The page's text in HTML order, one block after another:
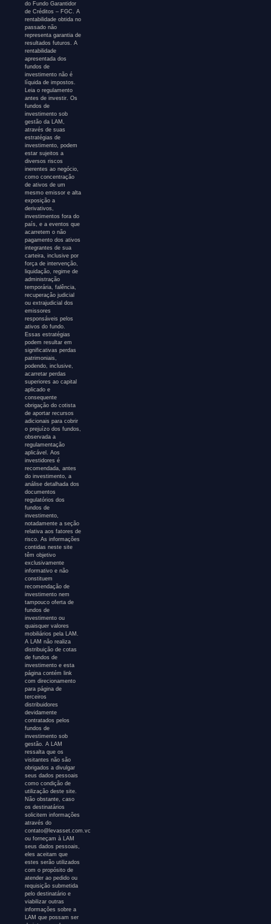
do Fundo Garantidor
de Créditos – FGC. A
rentabilidade obtida no
passado não
representa garantia de
resultados futuros. A
rentabilidade
apresentada dos
fundos de
investimento não é
líquida de impostos.
Leia o regulamento
antes de investir. Os
fundos de
investimento sob
gestão da LAM,
através de suas
estratégias de
investimento, podem
estar sujeitos a
diversos riscos
inerentes ao negócio,
como concentração
de ativos de um
mesmo emissor e alta
exposição a
derivativos,
investimentos fora do
país, e a eventos que
acarretem o não
pagamento dos ativos
integrantes de sua
carteira, inclusive por
força de intervenção,
liquidação, regime de
administração
temporária, falência,
recuperação judicial
ou extrajudicial dos
emissores
responsáveis pelos
ativos do fundo.
Essas estratégias
podem resultar em
significativas perdas
patrimoniais,
podendo, inclusive,
acarretar perdas
superiores ao capital
aplicado e
consequente
obrigação do cotista
de aportar recursos
adicionais para cobrir
o prejuízo dos fundos,
observada a
regulamentação
aplicável. Aos
investidores é
recomendada, antes
do investimento, a
análise detalhada dos
documentos
regulatórios dos
fundos de
investimento,
notadamente a seção
relativa aos fatores de
risco. As informações
contidas neste site
têm objetivo
exclusivamente
informativo e não
constituem
recomendação de
investimento nem
tampouco oferta de
fundos de
investimento ou
quaisquer valores
mobiliários pela LAM.
A LAM não realiza
distribuição de cotas
de fundos de
investimento e esta
página contém link
com direcionamento
para página de
terceiros
distribuidores
devidamente
contratados pelos
fundos de
investimento sob
gestão. A LAM
ressalta que os
visitantes não são
obrigados a divulgar
seus dados pessoais
como condição de
utilização deste site.
Não obstante, caso
os destinatários
solicitem informações
através do
contato@levasset.com.vc
ou forneçam à LAM
seus dados pessoais,
eles aceitam que
estes serão utilizados
com o propósito de
atender ao pedido ou
requisição submetida
pelo destinatário e
viabilizar outras
informações sobre a
LAM que possam ser